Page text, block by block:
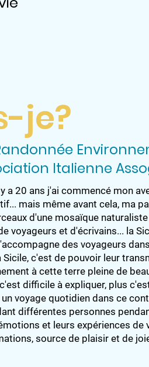
je?
Italienne
a 20 ans j'ai commencé mon
mais même avant cela, ma
d'une mosaïque
voyageurs et d'écrivains... la
des voyageurs
c'est de pouvoir leur
à cette terre pleine de
difficile à expliquer, plus
voyage quotidien dans ce
différentes personnes
et leurs expériences de
source de plaisir et de